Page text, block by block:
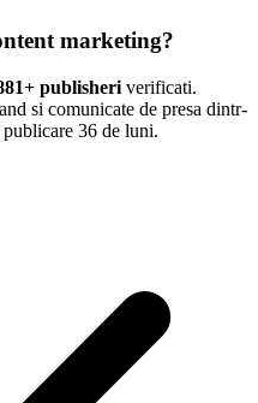
marketing?
publisheri verificati.
si comunicate de presa dintr-
36 de luni.